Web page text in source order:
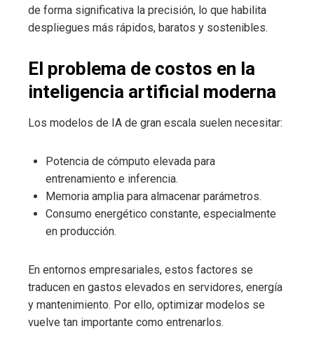
de forma significativa la precisión, lo que habilita
despliegues más rápidos, baratos y sostenibles.
El problema de costos en la
inteligencia artificial moderna
Los modelos de IA de gran escala suelen necesitar:
Potencia de cómputo elevada para
entrenamiento e inferencia.
Memoria amplia para almacenar parámetros.
Consumo energético constante, especialmente
en producción.
En entornos empresariales, estos factores se
traducen en gastos elevados en servidores, energía
y mantenimiento. Por ello, optimizar modelos se
vuelve tan importante como entrenarlos.